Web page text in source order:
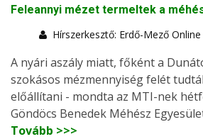
Feleannyi mézet termeltek a
Hírszerkesztő: Erdő-Mező Online
A nyári aszály miatt, főként a
szokásos mézmennyiség felét
előállítani - mondta az MTI-nek
Göndöcs Benedek Méhész
Tovább >>>